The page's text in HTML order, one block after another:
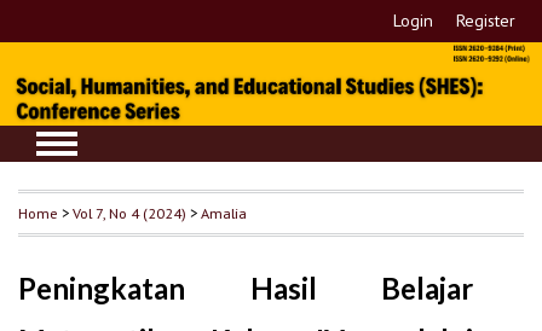
Login Register
Home >Vol 7, No 4 (2024) >Amalia
Peningkatan Hasil Belajar